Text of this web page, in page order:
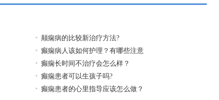
颠痫病的比较新治疗方法?
癫痫病人该如何护理？有哪些注意
癫痫长时间不治疗会怎么样？
癫痫患者可以生孩子吗?
癫痫患者的心里指导应该怎么做？